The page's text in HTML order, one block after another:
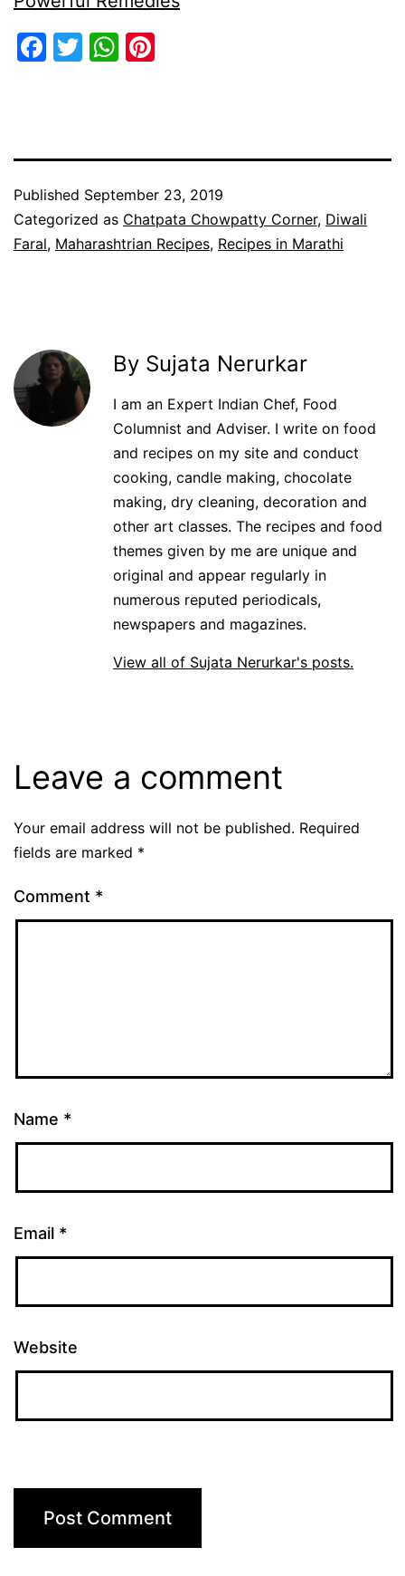
Facebook
TwitterWhatsApp
Published September 23, 2019
Categorized as Chatpata Chowpatty Corner, Diwali
Faral, Maharashtrian Recipes, Recipes in Marathi
By Sujata Nerurkar
I am an Expert Indian Chef, Food
Columnist and Adviser. I write on food
and recipes on my site and conduct
cooking, candle making, chocolate
making, dry cleaning, decoration and
other art classes. The recipes and food
themes given by me are unique and
original and appear regularly in
numerous reputed periodicals,
newspapers and magazines.
View all of Sujata Nerurkar's posts.
Leave a comment
Your email address will not be published. Required
fields are marked *
Comment *
Name *
Email *
Website